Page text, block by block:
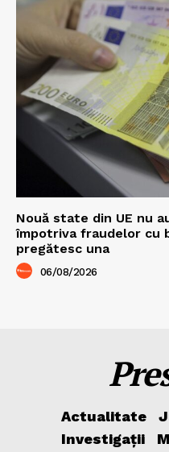
Nouă state din UE nu
împotriva fraudelor cu
pregătesc una
06/08/2026
Actualitate
Investigații